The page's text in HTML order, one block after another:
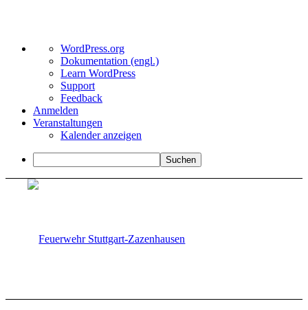
Über
WordPress
WordPress.org
Dokumentation (engl.)
Learn WordPress
Support
Feedback
Anmelden
Veranstaltungen
Kalender anzeigen
Suchen